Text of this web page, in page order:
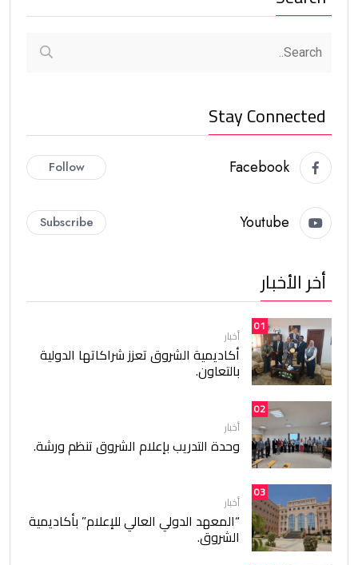
Stay Connected
Facebook
Follow
Youtube
Subscribe
أخر الأخبار
01
أخبار
أكاديمية الشروق تعزز شراكاتها الدولية
بالتعاون.
02
أخبار
وحدة التدريب بإعلام الشروق تنظم ورشة.
03
أخبار
“المعهد الدولي العالي للإعلام” بأكاديمية
الشروق.